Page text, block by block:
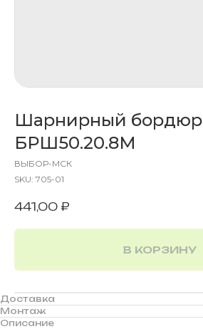
Шарнирный бордюр
БРШ50.20.8М
ВЫБОР-МСК
SKU: 705-01
441,00 ₽
В КОРЗИНУ
Доставка
Монтаж
Описание